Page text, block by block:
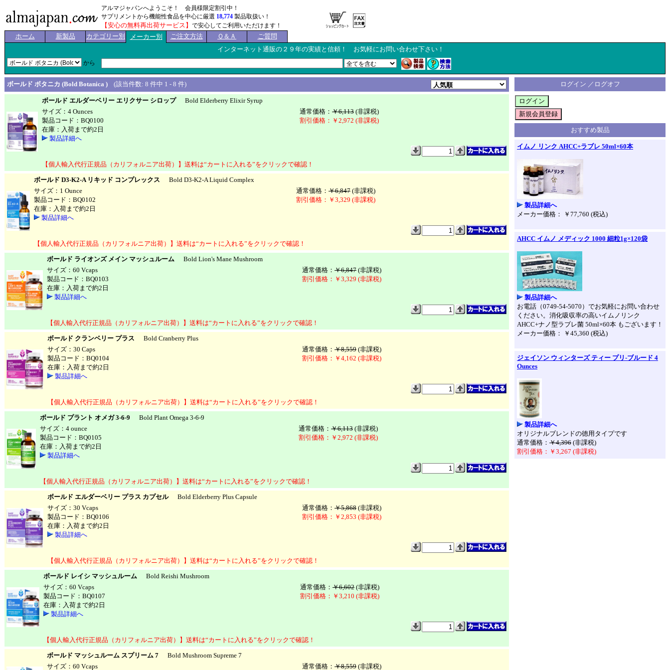
アルマジャパンへようこそ！ 会員様限定割引中！
サプリメントから機能性食品を中心に厳選 18,774 製品取扱い！
【安心の無料再出荷サービス】 で安心してご利用いただけます！
ホーム 新製品 カテゴリー別 メーカー別 ご注文方法 Ｑ＆Ａ
ご質問
インターネット通販の２９年の実績と信頼！ お気軽にお問い合わせ下さい！
から
ボールド ボタニカ (Bold Botanica ) (該当件数: 8 件中 1 - 8 件)
ボールド エルダーベリー エリクサー シロップBold Elderberry Elixir Syrup
サイズ：4 Ounces
製品コード：BQ0100
在庫：入荷まで約2日
製品詳細へ
通常価格： ￥6,113 (非課税)
割引価格：￥2,972 (非課税)
【個人輸入代行正規品（カリフォルニア出荷）】送料は“カートに入れる”をクリックで確認！
ボールド D3-K2-A リキッド コンプレックス Bold D3-K2-A Liquid Complex
サイズ：1 Ounce
製品コード：BQ0102
在庫：入荷まで約2日
製品詳細へ
通常価格： ￥6,847 (非課税)
割引価格：￥3,329 (非課税)
【個人輸入代行正規品（カリフォルニア出荷）】送料は“カートに入れる”をクリックで確認！
ボールド ライオンズ メイン マッシュルーム Bold Lion's Mane Mushroom
サイズ：60 Vcaps
製品コード：BQ0103
在庫：入荷まで約2日
製品詳細へ
通常価格： ￥6,847 (非課税)
割引価格：￥3,329 (非課税)
【個人輸入代行正規品（カリフォルニア出荷）】送料は“カートに入れる”をクリックで確認！
ボールド クランベリー プラス Bold Cranberry Plus
サイズ：30 Caps
製品コード：BQ0104
在庫：入荷まで約2日
製品詳細へ
通常価格： ￥8,559 (非課税)
割引価格：￥4,162 (非課税)
【個人輸入代行正規品（カリフォルニア出荷）】送料は“カートに入れる”をクリックで確認！
ボールド プラント オメガ 3-6-9 Bold Plant Omega 3-6-9
サイズ：4 ounce
製品コード：BQ0105
在庫：入荷まで約2日
製品詳細へ
通常価格： ￥6,113 (非課税)
割引価格：￥2,972 (非課税)
【個人輸入代行正規品（カリフォルニア出荷）】送料は“カートに入れる”をクリックで確認！
ボールド エルダーベリー プラス カプセルBold Elderberry Plus Capsule
サイズ：30 Vcaps
製品コード：BQ0106
在庫：入荷まで約2日
製品詳細へ
通常価格： ￥5,868 (非課税)
割引価格：￥2,853 (非課税)
【個人輸入代行正規品（カリフォルニア出荷）】送料は“カートに入れる”をクリックで確認！
ボールド レイシ マッシュルーム Bold Reishi Mushroom
サイズ：60 Vcaps
製品コード：BQ0107
在庫：入荷まで約2日
製品詳細へ
通常価格： ￥6,602 (非課税)
割引価格：￥3,210 (非課税)
【個人輸入代行正規品（カリフォルニア出荷）】送料は“カートに入れる”をクリックで確認！
ボールド マッシュルーム スプリーム 7 Bold Mushroom Supreme 7
サイズ：60 Vcaps
通常価格： ￥8,559 (非課税)
ログイン ／ログオフ
おすすめ製品
イムノ リンク AHCC+ラブレ 50ml×60本
製品詳細へ
メーカー価格： ￥77,760 (税込)
AHCC イムノ メディック 1000 細粒1g×120袋
製品詳細へ
お電話（0749-54-5070）でお気軽にお問い合わせ
ください。消化吸収率の高いイムノリンク
AHCC+ナノ型ラブレ菌 50ml×60本 もございます！
メーカー価格： ￥45,360 (税込)
ジェイソン ウィンターズ ティー プリ-ブルード 4
Ounces
製品詳細へ
オリジナルブレンドの徳用タイプです
通常価格： ￥4,396 (非課税)
割引価格：￥3,267 (非課税)